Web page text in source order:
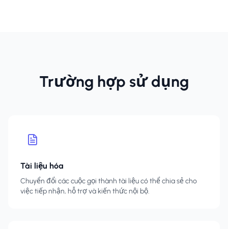
Trường hợp sử dụng
Tài liệu hóa
Chuyển đổi các cuộc gọi thành tài liệu có thể chia sẻ cho
việc tiếp nhận, hỗ trợ và kiến thức nội bộ.